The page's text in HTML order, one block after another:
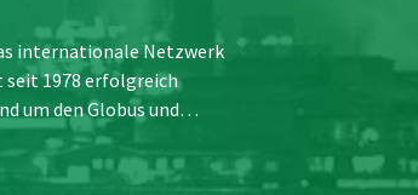
internationale Netzwerk
seit 1978 erfolgreich
um den Globus und…